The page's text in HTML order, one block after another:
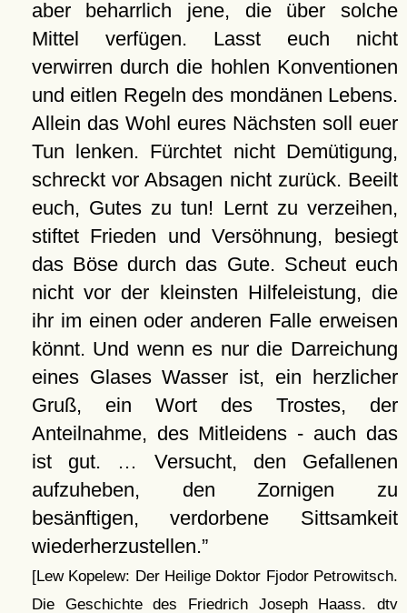
aber beharrlich jene, die über solche
Mittel verfügen. Lasst euch nicht
verwirren durch die hohlen Konventionen
und eitlen Regeln des mondänen Lebens.
Allein das Wohl eures Nächsten soll euer
Tun lenken. Fürchtet nicht Demütigung,
schreckt vor Absagen nicht zurück. Beeilt
euch, Gutes zu tun! Lernt zu verzeihen,
stiftet Frieden und Versöhnung, besiegt
das Böse durch das Gute. Scheut euch
nicht vor der kleinsten Hilfeleistung, die
ihr im einen oder anderen Falle erweisen
könnt. Und wenn es nur die Darreichung
eines Glases Wasser ist, ein herzlicher
Gruß, ein Wort des Trostes, der
Anteilnahme, des Mitleidens - auch das
ist gut. … Versucht, den Gefallenen
aufzuheben, den Zornigen zu
besänftigen, verdorbene Sittsamkeit
wiederherzustellen.
[Lew Kopelew: Der Heilige Doktor Fjodor Petrowitsch.
Die Geschichte des Friedrich Joseph Haass. dtv